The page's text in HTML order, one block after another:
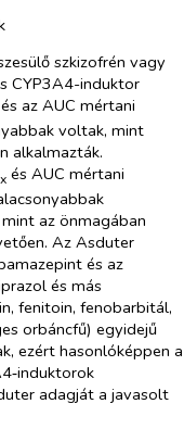
szkizofrén vagy
CYP3A4-induktor
és az AUC mértani
voltak, mint
alkalmazták.
és AUC mértani
az önmagában
Az Asduter
és az
és más
fenitoin, fenobarbitál,
orbáncfű) egyidejű
ezért hasonlóképpen a
adagját a javasolt